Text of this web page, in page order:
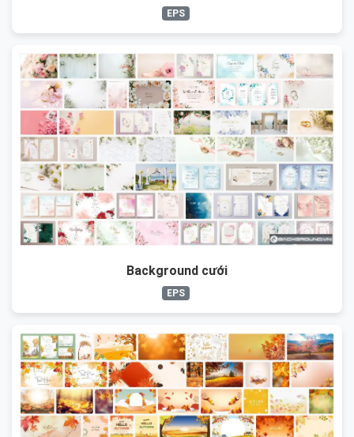
EPS
Background cưới
EPS